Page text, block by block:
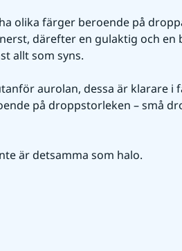
olika färger beroende på
därefter en gulaktig och en
allt som syns.
aurolan, dessa är klarare i
på droppstorleken – små
är detsamma som halo.